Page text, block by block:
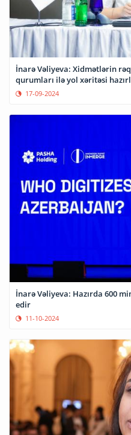
İnarə Vəliyeva: Xidmətlərin
qurumları ilə yol xəritəsi
17-09-2024
İnarə Vəliyeva: Hazırda 600
edir
11-10-2024